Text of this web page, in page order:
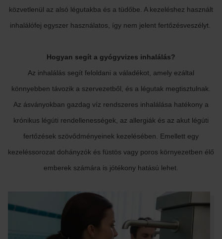
közvetlenül az alsó légutakba és a tüdőbe. A kezeléshez használt
inhalálófej egyszer használatos, így nem jelent fertőzésveszélyt.
Hogyan segít a gyógyvizes inhalálás?
Az inhalálás segít feloldani a váladékot, amely ezáltal
könnyebben távozik a szervezetből, és a légutak megtisztulnak.
Az ásványokban gazdag víz rendszeres inhalálása hatékony a
krónikus légúti rendellenességek, az allergiák és az akut légúti
fertőzések szövődményeinek kezelésében. Emellett egy
kezeléssorozat dohányzók és füstös vagy poros környezetben élő
emberek számára is jótékony hatású lehet.